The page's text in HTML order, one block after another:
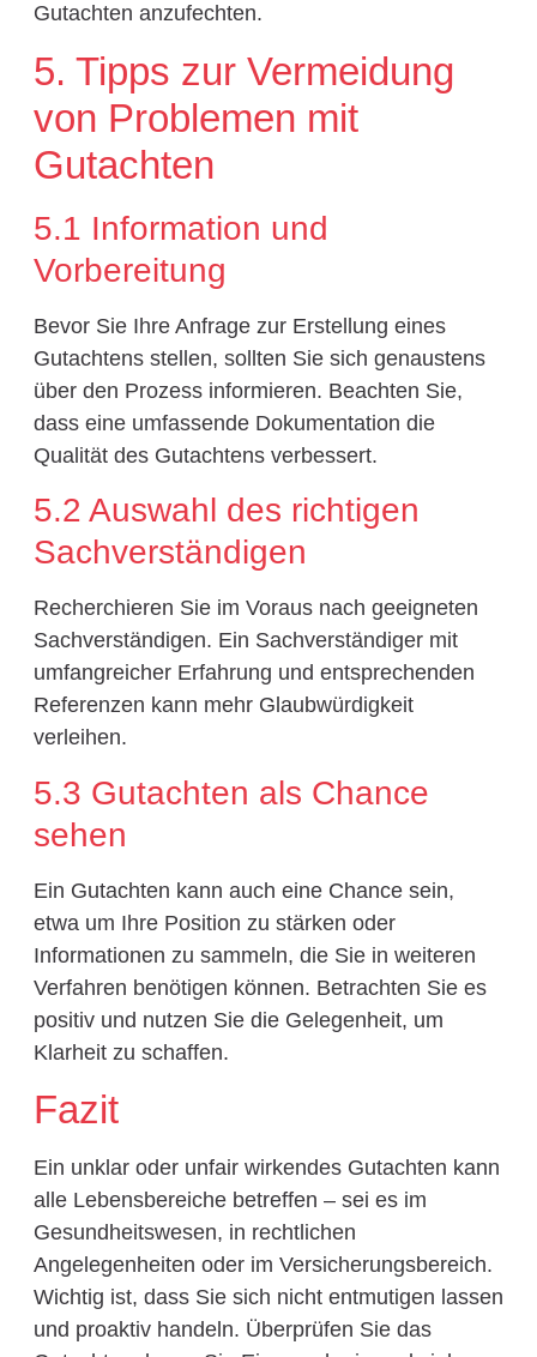
Gutachten anzufechten.
5. Tipps zur Vermeidung
von Problemen mit
Gutachten
5.1 Information und
Vorbereitung
Bevor Sie Ihre Anfrage zur Erstellung eines
Gutachtens stellen, sollten Sie sich genaustens
über den Prozess informieren. Beachten Sie,
dass eine umfassende Dokumentation die
Qualität des Gutachtens verbessert.
5.2 Auswahl des richtigen
Sachverständigen
Recherchieren Sie im Voraus nach geeigneten
Sachverständigen. Ein Sachverständiger mit
umfangreicher Erfahrung und entsprechenden
Referenzen kann mehr Glaubwürdigkeit
verleihen.
5.3 Gutachten als Chance
sehen
Ein Gutachten kann auch eine Chance sein,
etwa um Ihre Position zu stärken oder
Informationen zu sammeln, die Sie in weiteren
Verfahren benötigen können. Betrachten Sie es
positiv und nutzen Sie die Gelegenheit, um
Klarheit zu schaffen.
Fazit
Ein unklar oder unfair wirkendes Gutachten kann
alle Lebensbereiche betreffen – sei es im
Gesundheitswesen, in rechtlichen
Angelegenheiten oder im Versicherungsbereich.
Wichtig ist, dass Sie sich nicht entmutigen lassen
und proaktiv handeln. Überprüfen Sie das